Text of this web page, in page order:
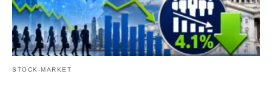
STOCK-MARKET